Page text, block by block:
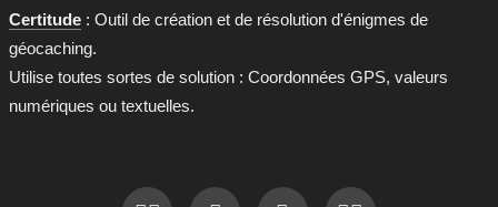
Certitude : Outil de création et de résolution d'énigmes de
géocaching.
Utilise toutes sortes de solution : Coordonnées GPS, valeurs
numériques ou textuelles.